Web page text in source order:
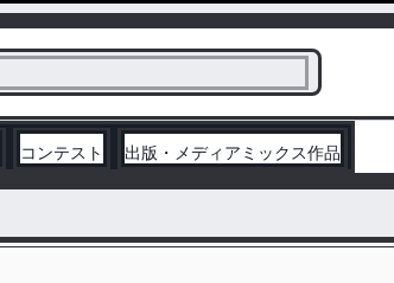
コンテスト 出版・メディアミックス作品